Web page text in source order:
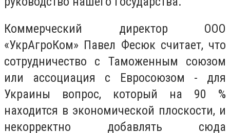
Коммерческий директор ООО
«УкрАгроКом» Павел Фесюк считает, что
сотрудничество с Таможенным союзом
или ассоциация с Евросоюзом - для
Украины вопрос, который на 90 %
находится в экономической плоскости, и
некорректно добавлять сюда